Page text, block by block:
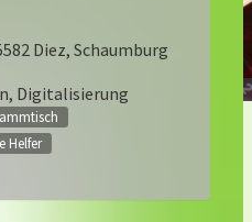
Diez, Schaumburg
Digitalisierung
Helfer